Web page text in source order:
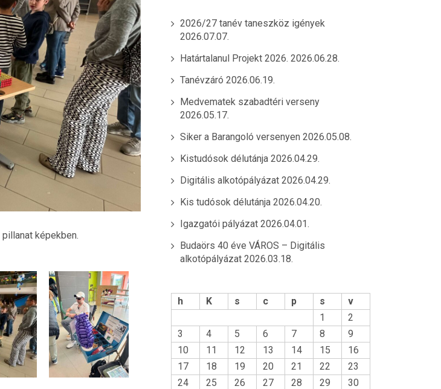
képekben.
2026/27 tanév taneszköz igények
2026.07.07.
Határtalanul Projekt 2026. 2026.06.28.
Tanévzáró 2026.06.19.
Medvematek szabadtéri verseny
2026.05.17.
Siker a Barangoló versenyen 2026.05.08.
Kistudósok délutánja 2026.04.29.
Digitális alkotópályázat 2026.04.29.
Kis tudósok délutánja 2026.04.20.
Igazgatói pályázat 2026.04.01.
Budaörs 40 éve VÁROS – Digitális
alkotópályázat 2026.03.18.
h K s c p s
v
1
2
3
4 5 6 7 8
9
10
11 12 13 14 15
16
17
18 19 20 21 22
23
24
25 26 27 28 29
30